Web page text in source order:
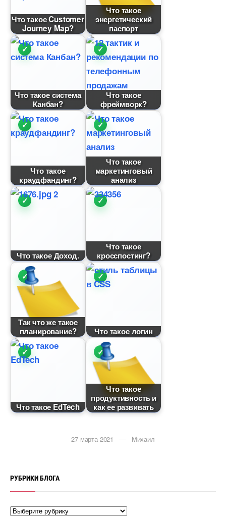
Что такое Customer
Journey Map?
Что такое
энергетический
паспорт
Что такое система
Канбан?
Что такое
фреймворк?
Что такое
краудфандинг?
Что такое
маркетинговый
анализ
Что такое Доход.
Что такое
кросспостинг?
Так что же такое
планирование?
Что такое логин
Что такое EdTech
Что такое
продуктивность и
как ее развивать
27 марта 2021 — Михаил
РУБРИКИ БЛОГА